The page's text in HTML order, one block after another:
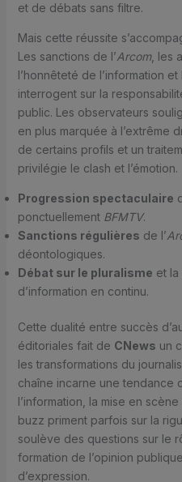
et de débats sans filtre.
Mais cette réussite
Les sanctions de l’Arcom, les
l’honnêteté de l’information
interrogent sur la
public. Les observateurs
en plus marquée à l’extrême
de certains profils et un
privilégie le clash et l’émotion.
Progression spectaculaire
ponctuellement BFMTV.
Sanctions régulières de l’
déontologiques.
Débat sur le pluralisme et
d’information en continu.
Cette dualité entre succès
éditoriales fait de CNews un
les transformations du
chaîne incarne une tendance
l’information, la mise en
buzz priment parfois sur la
soulève des questions sur le
formation de l’opinion
d’expression.